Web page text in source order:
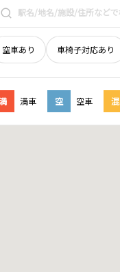
空車あり 車椅子対応あり
満車 空 空車 混